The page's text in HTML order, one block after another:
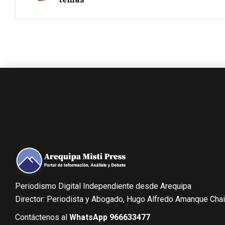
Periodismo Digital Independiente desde Arequipa
Director: Periodista y Abogado, Hugo Alfredo Amanque
Contáctenos al WhatsApp 966633477